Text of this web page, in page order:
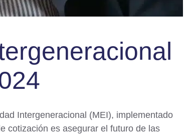
Intergeneracional (MEI), implementado
cotización es asegurar el futuro de las